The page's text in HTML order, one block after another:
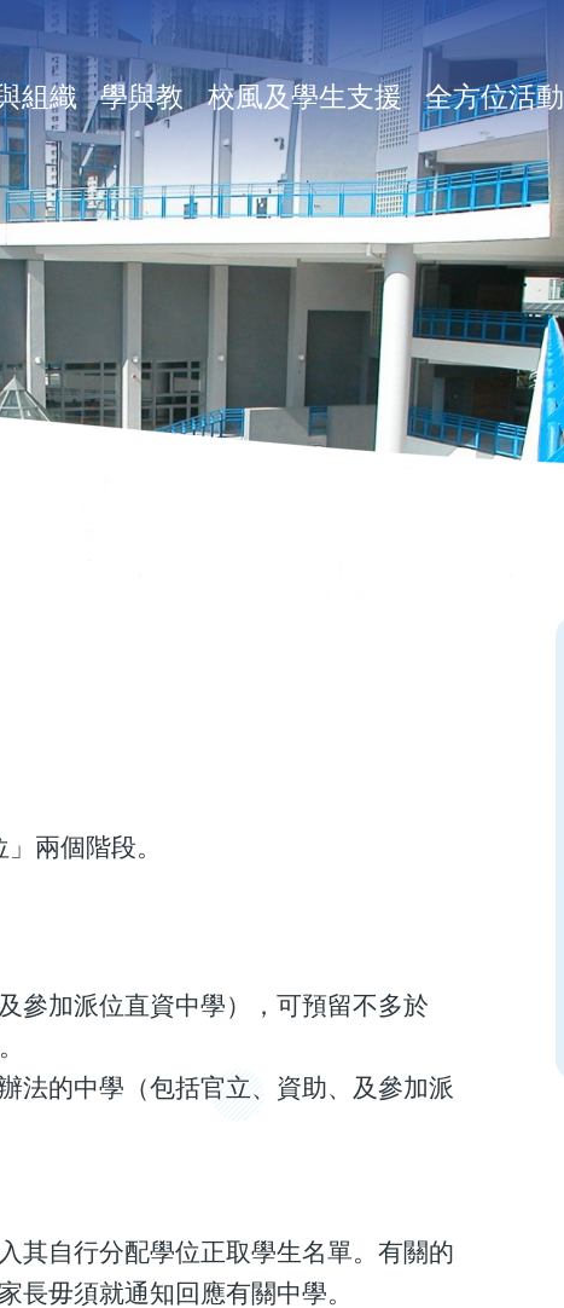
組織 學與教 校風及學生支援 全方位活動
兩個階段。
參加派位直資中學），可預留不多於
法的中學（包括官立、資助、及參加派
其自行分配學位正取學生名單。有關的
長毋須就通知回應有關中學。